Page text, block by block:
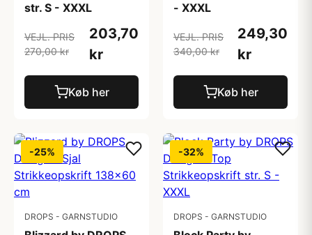
str. S - XXXL
VEJL. PRIS
270,00 kr
203,70
kr
Køb her
- XXXL
VEJL. PRIS
340,00 kr
249,30
kr
Køb her
-25%
DROPS - GARNSTUDIO
-32%
DROPS - GARNSTUDIO